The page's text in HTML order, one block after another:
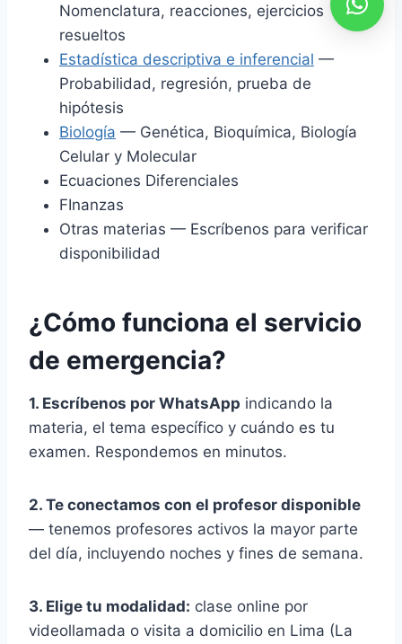
Nomenclatura, reacciones, ejercicios
resueltos
Estadística descriptiva e inferencial —
Probabilidad, regresión, prueba de
hipótesis
Biología — Genética, Bioquímica, Biología
Celular y Molecular
Ecuaciones Diferenciales
FInanzas
Otras materias — Escríbenos para verificar
disponibilidad
¿Cómo funciona el servicio
de emergencia?
1. Escríbenos por WhatsApp indicando la
materia, el tema específico y cuándo es tu
examen. Respondemos en minutos.
2. Te conectamos con el profesor disponible
— tenemos profesores activos la mayor parte
del día, incluyendo noches y fines de semana.
3. Elige tu modalidad: clase online por
videollamada o visita a domicilio en Lima (La